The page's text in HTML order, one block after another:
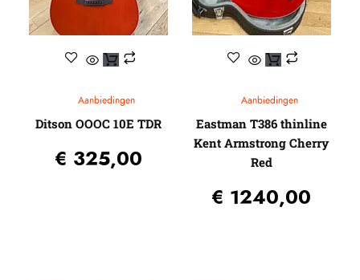
Aanbiedingen
Ditson OOOC 10E TDR
€ 325,00
Aanbiedingen
Eastman T386 thinline
Kent Armstrong Cherry
Red
€ 1240,00